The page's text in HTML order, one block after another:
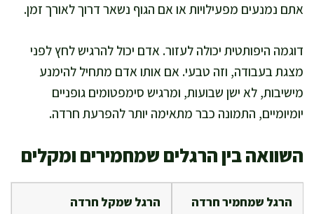
אתם נמנעים מפעילויות או אם הגוף נשאר דרוך לאורך זמן.
דוגמה היפותטית יכולה לעזור. אדם יכול להרגיש לחץ לפני
מצגת בעבודה, וזה טבעי. אם אותו אדם מתחיל להימנע
מישיבות, לא ישן שבועות, ומרגיש סימפטומים גופניים
יומיומיים, התמונה כבר מתאימה יותר להפרעת חרדה.
השוואה בין הרגלים שמחמירים ומקלים
הרגל שמחמיר חרדה הרגל שמקל חרדה